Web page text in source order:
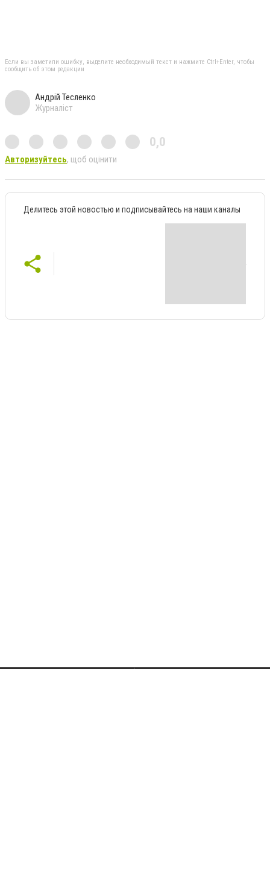
Если вы заметили ошибку, выделите необходимый текст и нажмите Ctrl+Enter, чтобы
сообщить об этом редакции
Андрій Тесленко
Журналіст
0,0
Авторизуйтесь, щоб оцінити
Делитесь этой новостью и подписывайтесь на наши каналы